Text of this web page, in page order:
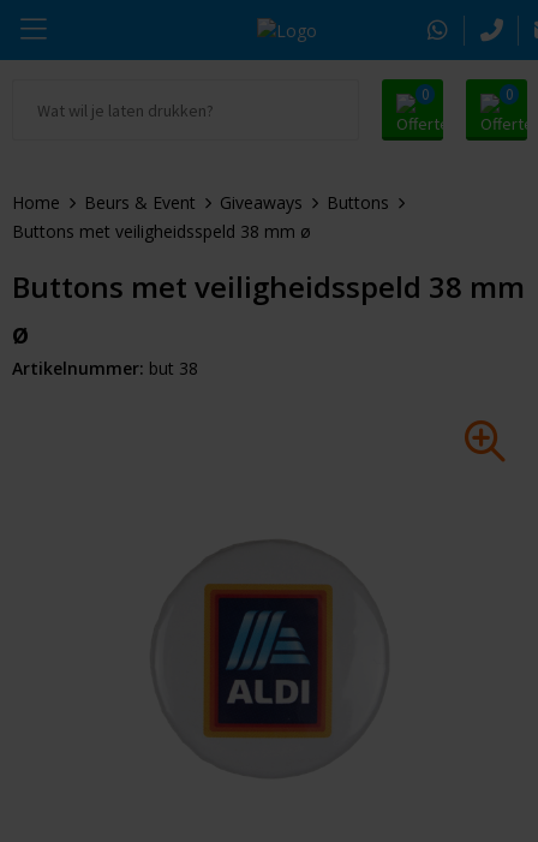
0 0
Drinkwaren
Outdoor & Vrije Tijd
Alle promosnoepje
Zomer
Thule
Alle merken
Home Beurs & Event Giveaways
Buttons
Buttons met veiligheidsspeld 38 mm ø
Buttons met veiligheidsspeld 38 mm
ø
Artikelnummer: but 38